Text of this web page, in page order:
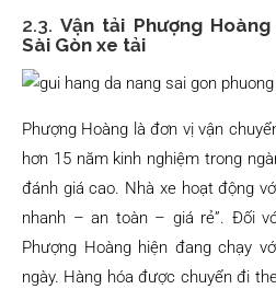
2.3.Vận tải Phượng
Sài Gòn xe tải
Phượng Hoàng là đơn vị vận
hơn 15 năm kinh nghiệm trong
đánh giá cao. Nhà xe hoạt động
nhanh – an toàn – giá rẻ”. Đối
Phượng Hoàng hiện đang chạy
ngày. Hàng hóa được chuyển đi